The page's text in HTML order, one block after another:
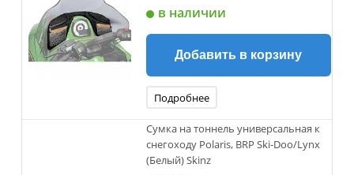
в наличии
Добавить в корзину
Подробнее
Сумка на тоннель универсальная к
снегоходу Polaris, BRP Ski-Doo/Lynx
(Белый) Skinz